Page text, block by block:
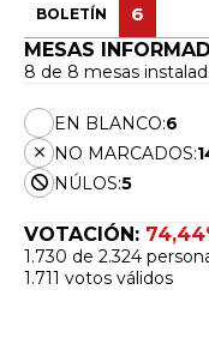
BOLETÍN 6
MESAS
8 de 8 mesas
EN BLANCO:6
NO MARCADOS:
NÚLOS:5
VOTACIÓN:
1.730 de 2.324
1.711 votos válidos